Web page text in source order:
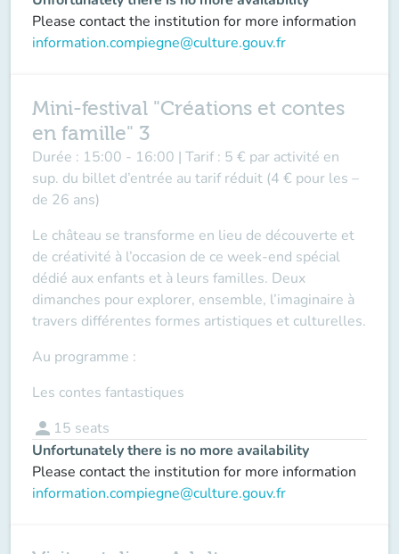
Please contact the institution for more information
information.compiegne@culture.gouv.fr
Mini-festival "Créations et contes
en famille" 3
Durée : 15:00 - 16:00 | Tarif : 5 € par activité en
sup. du billet d’entrée au tarif réduit (4 € pour les –
de 26 ans)
Le château se transforme en lieu de découverte et
de créativité à l’occasion de ce week-end spécial
dédié aux enfants et à leurs familles. Deux
dimanches pour explorer, ensemble, l’imaginaire à
travers différentes formes artistiques et culturelles.
Au programme :
Les contes fantastiques
person 15 seats
Unfortunately there is no more availability
Please contact the institution for more information
information.compiegne@culture.gouv.fr